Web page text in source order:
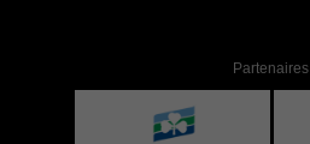
Partenaires